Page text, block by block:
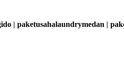
| paketusahalaundrymedan |